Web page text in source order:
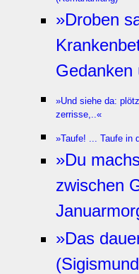
»Droben
Gedanken
»Und siehe da:
zerrisse,..«
»Taufe! ... Taufe in
»Du
zwischen
»Das